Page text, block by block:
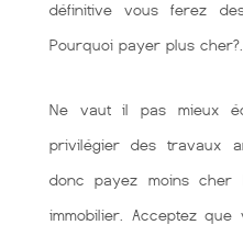
définitive vous ferez
Pourquoi payer plus cher?.
Ne vaut il pas mieux
privilégier des travaux
donc payez moins cher
immobilier. Acceptez